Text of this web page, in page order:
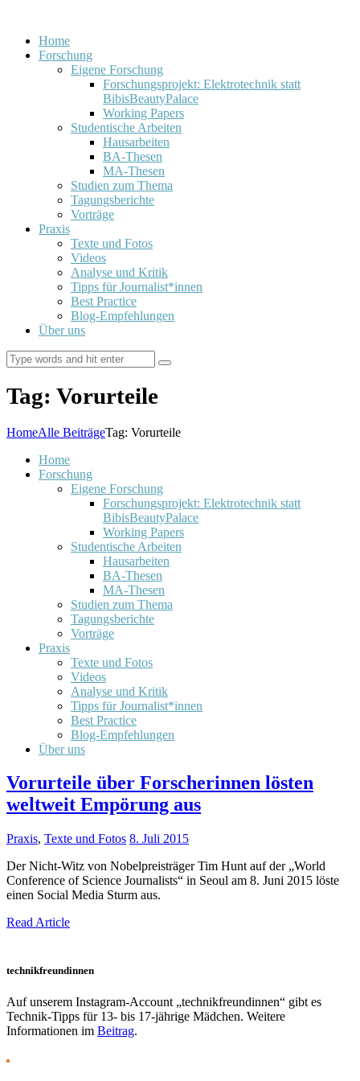
Home
Forschung
Eigene Forschung
Forschungsprojekt: Elektrotechnik statt
BibisBeautyPalace
Working Papers
Studentische Arbeiten
Hausarbeiten
BA-Thesen
MA-Thesen
Studien zum Thema
Tagungsberichte
Vorträge
Praxis
Texte und Fotos
Videos
Analyse und Kritik
Tipps für Journalist*innen
Best Practice
Blog-Empfehlungen
Über uns
Tag: Vorurteile
HomeAlle BeiträgeTag: Vorurteile
Home
Forschung
Eigene Forschung
Forschungsprojekt: Elektrotechnik statt
BibisBeautyPalace
Working Papers
Studentische Arbeiten
Hausarbeiten
BA-Thesen
MA-Thesen
Studien zum Thema
Tagungsberichte
Vorträge
Praxis
Texte und Fotos
Videos
Analyse und Kritik
Tipps für Journalist*innen
Best Practice
Blog-Empfehlungen
Über uns
Vorurteile über Forscherinnen lösten
weltweit Empörung aus
Praxis, Texte und Fotos 8. Juli 2015
Der Nicht-Witz von Nobelpreisträger Tim Hunt auf der „World
Conference of Science Journalists“ in Seoul am 8. Juni 2015 löste
einen Social Media Sturm aus.
Read Article
technikfreundinnen
Auf unserem Instagram-Account „technikfreundinnen“ gibt es
Technik-Tipps für 13- bis 17-jährige Mädchen. Weitere
Informationen im Beitrag.